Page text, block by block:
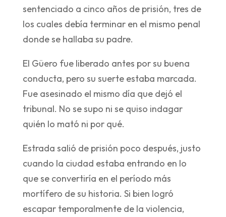
sentenciado a cinco años de prisión, tres de
los cuales debía terminar en el mismo penal
donde se hallaba su padre.
El Güero fue liberado antes por su buena
conducta, pero su suerte estaba marcada.
Fue asesinado el mismo día que dejó el
tribunal. No se supo ni se quiso indagar
quién lo mató ni por qué.
Estrada salió de prisión poco después, justo
cuando la ciudad estaba entrando en lo
que se convertiría en el período más
mortífero de su historia. Si bien logró
escapar temporalmente de la violencia,